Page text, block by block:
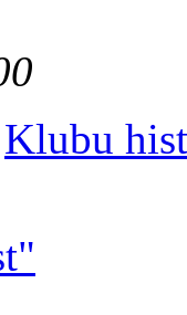
Klubu